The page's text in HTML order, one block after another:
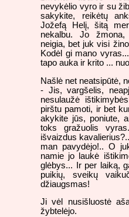
nevykėlio vyro ir su
sakykite, reikėtų
Jožefą Helį, šitą
nekalbu. Jo
neigia, bet juk visi
Kodėl gi mano
tapo auka ir krito ...
Našlė net neatsipūtė,
- Jis, vargšelis,
nesulaužė
pirštu pamoti, ir bet
akykite jūs, poniute,
toks gražuolis
išvaizdus
man pavydėjo!.. O
namie jo laukė
glėbys... Ir per laiką,
puikių, sveikų
džiaugsmas!
Ji vėl nusišluostė
žybtelėjo.